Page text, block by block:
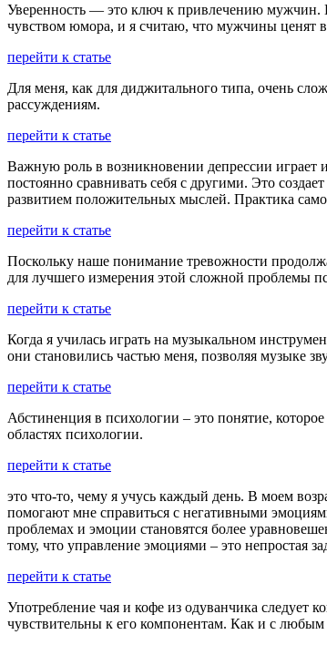
Уверенность — это ключ к привлечению мужчин.
чувством юмора, и я считаю, что мужчины ценят
перейти к статье
Для меня, как для диджитального типа, очень
рассуждениям.
перейти к статье
Важную роль в возникновении депрессии
постоянно сравнивать себя с другими. Это
развитием положительных мыслей. Практика
перейти к статье
Поскольку наше понимание тревожности
для лучшего измерения этой сложной проблемы
перейти к статье
Когда я училась играть на музыкальном
они становились частью меня, позволяя музыке
перейти к статье
Абстиненция в психологии – это понятие,
областях психологии.
перейти к статье
это что-то, чему я учусь каждый день. В моем
помогают мне справиться с негативными
проблемах и эмоции становятся более
тому, что управление эмоциями – это непростая
перейти к статье
Употребление чая и кофе из одуванчика следует
чувствительны к его компонентам. Как и с любым